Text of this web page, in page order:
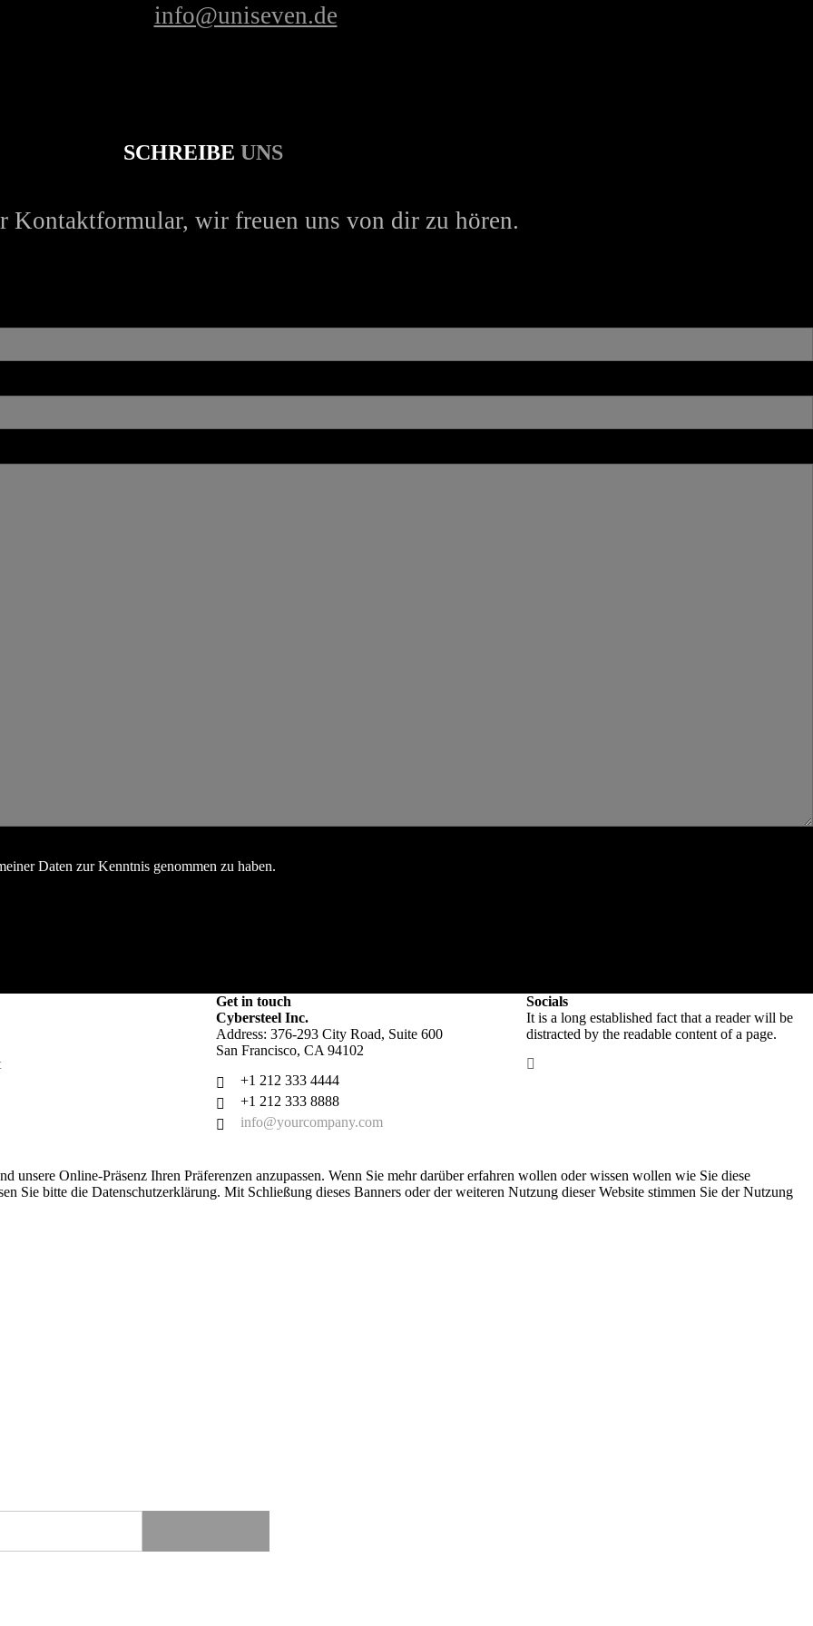
info@uniseven.de
SCHREIBE UNS
Kontaktformular, wir freuen uns von dir zu hören.
Daten zur Kenntnis genommen zu haben.
Get in touch
Cybersteel Inc.
Address: 376-293 City Road, Suite 600
San Francisco, CA 94102
+1 212 333 4444
+1 212 333 8888
info@yourcompany.com
Socials
It is a long established fact that a reader will be
distracted by the readable content of a page.
unsere Online-Präsenz Ihren Präferenzen anzupassen. Wenn Sie mehr darüber erfahren wollen oder wissen wollen wie Sie diese
Sie bitte die Datenschutzerklärung. Mit Schließung dieses Banners oder der weiteren Nutzung dieser Website stimmen Sie der Nutzung